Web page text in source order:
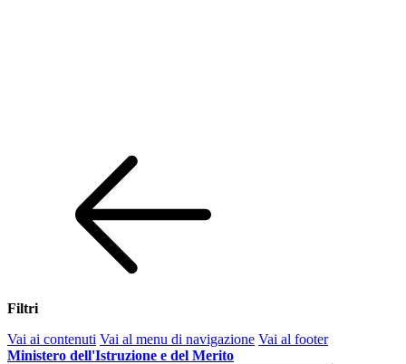
Filtri
Vai ai contenuti Vai al menu di navigazione Vai al footer
Ministero dell'Istruzione e del Merito